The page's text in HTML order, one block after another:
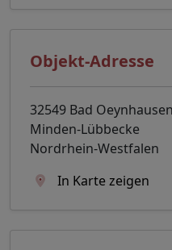
Objekt-Adresse
32549 Bad Oeynhausen
Minden-Lübbecke
Nordrhein-Westfalen
In Karte zeigen